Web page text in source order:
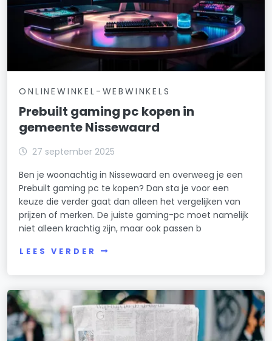
ONLINEWINKEL-WEBWINKELS
Prebuilt gaming pc kopen in
gemeente Nissewaard
27 september 2025
Ben je woonachtig in Nissewaard en overweeg je een
Prebuilt gaming pc te kopen? Dan sta je voor een
keuze die verder gaat dan alleen het vergelijken van
prijzen of merken. De juiste gaming-pc moet namelijk
niet alleen krachtig zijn, maar ook passen b
LEES VERDER